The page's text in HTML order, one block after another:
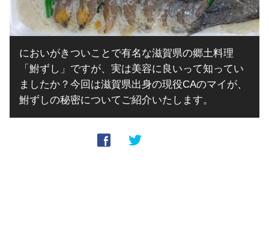
においがきついことで有名な滋賀県の郷土料理
「鮒ずし」ですが、実は美容に良いって知ってい
ましたか？今回は滋賀県出身の現役CAのマイが、
鮒ずしの秘密についてご紹介いたします。